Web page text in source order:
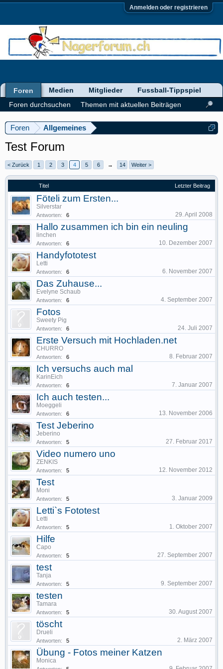
Anmelden oder registrieren
Foren Allgemeines
Test Forum
< Zurück 1 2 3 4 5 6 → 14 Weiter >
Titel Letzter Beitrag
Föteli zum Ersten...
Silverstar
Antworten: 6 29. April 2008
Hallo zusammen ich bin ein neuling
linchen
Antworten: 6 10. Dezember 2007
Handyfototest
Letti
Antworten: 6 6. November 2007
Das Zuhause...
Evelyne Schaub
Antworten: 6 4. September 2007
Fotos
Sweety Pig
Antworten: 6 24. Juli 2007
Erste Versuch mit Hochladen.net
CHURRO
Antworten: 6 8. Februar 2007
Ich versuchs auch mal
KarinEich
Antworten: 6 7. Januar 2007
Ich auch testen...
Moeggeli
Antworten: 6 13. November 2006
Test Jeberino
Jeberino
Antworten: 5 27. Februar 2017
Video numero uno
ZENKIS
Antworten: 5 12. November 2012
Test
Moni
Antworten: 5 3. Januar 2009
Letti`s Fototest
Letti
Antworten: 5 1. Oktober 2007
Hilfe
Capo
Antworten: 5 27. September 2007
test
Tanja
Antworten: 5 9. September 2007
testen
Tamara
Antworten: 5 30. August 2007
töscht
Drueli
Antworten: 5 2. März 2007
Übung - Fotos meiner Katzen
Monica
Foren
Foren durchsuchen
Themen mit aktuellen Beiträgen
Medien Mitglieder Fussball-Tippspiel